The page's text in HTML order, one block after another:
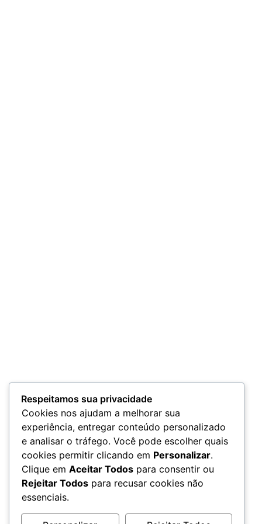
Respeitamos sua privacidade
Cookies nos ajudam a melhorar sua
experiência, entregar conteúdo personalizado
e analisar o tráfego. Você pode escolher quais
cookies permitir clicando em Personalizar.
Clique em Aceitar Todos para consentir ou
Rejeitar Todos para recusar cookies não
essenciais.